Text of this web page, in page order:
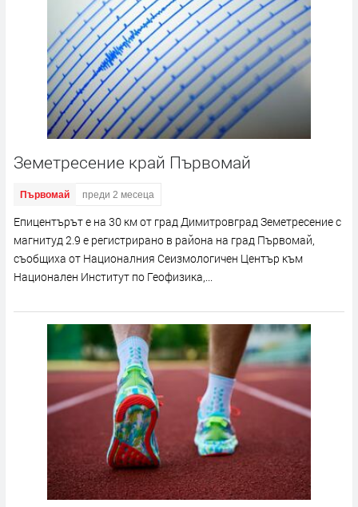
Земетресение край Първомай
Първомай преди 2 месеца
Епицентърът е на 30 км от град Димитровград Земетресение с
магнитуд 2.9 е регистрирано в района на град Първомай,
съобщиха от Националния Сеизмологичен Център към
Национален Институт по Геофизика,...